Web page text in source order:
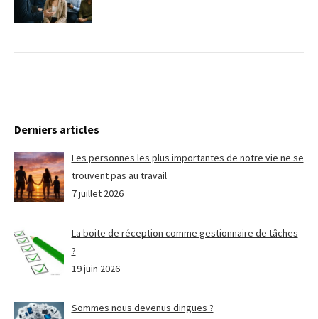
Derniers articles
Les personnes les plus importantes de notre vie ne se
trouvent pas au travail
7 juillet 2026
La boite de réception comme gestionnaire de tâches
?
19 juin 2026
Sommes nous devenus dingues ?